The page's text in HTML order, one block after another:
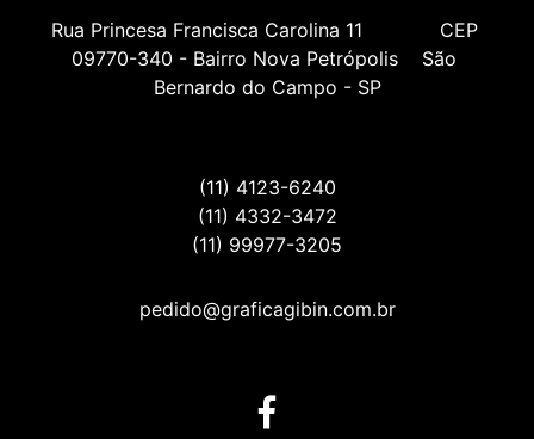
Rua Princesa Francisca Carolina 11             CEP
09770-340 - Bairro Nova Petrópolis    São
Bernardo do Campo - SP
(11) 4123-6240
(11) 4332-3472
(11) 99977-3205
pedido@graficagibin.com.br